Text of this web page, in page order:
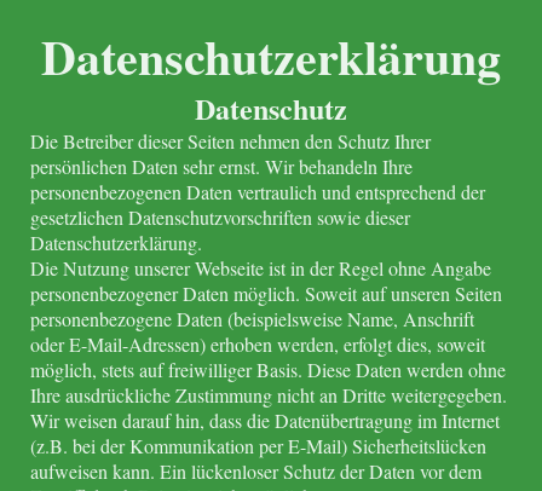
Datenschutzerklärung
Datenschutz
Die Betreiber dieser Seiten nehmen den Schutz Ihrer
persönlichen Daten sehr ernst. Wir behandeln Ihre
personenbezogenen Daten vertraulich und entsprechend der
gesetzlichen Datenschutzvorschriften sowie dieser
Datenschutzerklärung.
Die Nutzung unserer Webseite ist in der Regel ohne Angabe
personenbezogener Daten möglich. Soweit auf unseren Seiten
personenbezogene Daten (beispielsweise Name, Anschrift
oder E-Mail-Adressen) erhoben werden, erfolgt dies, soweit
möglich, stets auf freiwilliger Basis. Diese Daten werden ohne
Ihre ausdrückliche Zustimmung nicht an Dritte weitergegeben.
Wir weisen darauf hin, dass die Datenübertragung im Internet
(z.B. bei der Kommunikation per E-Mail) Sicherheitslücken
aufweisen kann. Ein lückenloser Schutz der Daten vor dem